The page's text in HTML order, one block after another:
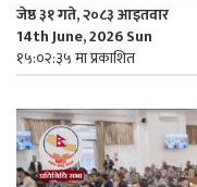
जेष्ठ ३१ गते, २०८३ आइतवार
14th June, 2026 Sun
१५:०२:३५ मा प्रकाशित